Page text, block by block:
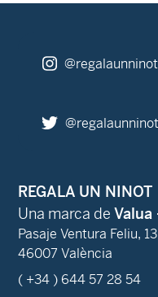
@regalaunninot
@regalaunninot
REGALA UN NINOT
Una marca de
Pasaje Ventura Feliu,
46007 València
( +34 ) 644 57 28 54